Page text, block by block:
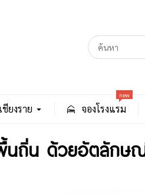
ชียงราย จองโรงแรม
new
นถิ่น ด้วยอัตลักษ